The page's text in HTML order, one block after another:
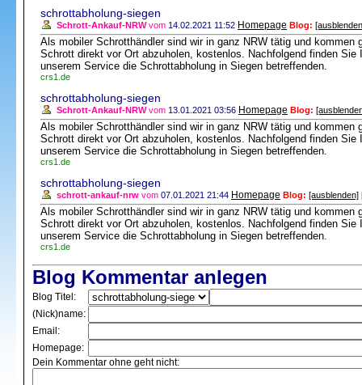
schrottabholung-siegen
Schrott-Ankauf-NRWvom 14.02.2021 11:52 Homepage Blog:
Als mobiler Schrotthändler sind wir in ganz NRW tätig und kommen
Schrott direkt vor Ort abzuholen, kostenlos. Nachfolgend finden Sie
unserem Service die Schrottabholung in Siegen betreffenden.
crs1.de
schrottabholung-siegen
Schrott-Ankauf-NRWvom 13.01.2021 03:56 Homepage Blog:
Als mobiler Schrotthändler sind wir in ganz NRW tätig und kommen
Schrott direkt vor Ort abzuholen, kostenlos. Nachfolgend finden Sie
unserem Service die Schrottabholung in Siegen betreffenden.
crs1.de
schrottabholung-siegen
schrott-ankauf-nrw vom 07.01.2021 21:44 Homepage Blog: [ausblenden]
Als mobiler Schrotthändler sind wir in ganz NRW tätig und kommen
Schrott direkt vor Ort abzuholen, kostenlos. Nachfolgend finden Sie
unserem Service die Schrottabholung in Siegen betreffenden.
crs1.de
Blog Kommentar anlegen
Blog Titel:
(Nick)name:
Email:
Homepage:
Dein Kommentar ohne geht nicht: